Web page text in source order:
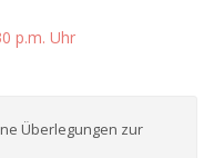
p.m. Uhr
Überlegungen zur